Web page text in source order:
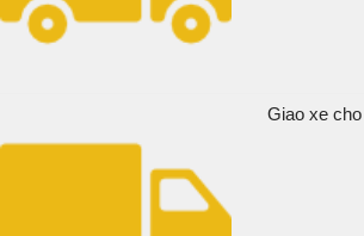
Giao xe